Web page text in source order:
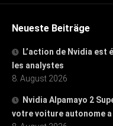
Neueste Beiträge
L’action de Nvidia est
les analystes
8. August 2026
Nvidia Alpamayo 2
votre voiture autonome